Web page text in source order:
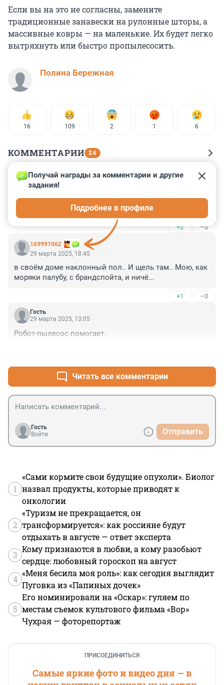
Если вы на это не согласны, замените
традиционные занавески на рулонные шторы, а
массивные ковры — на маленькие. Их будет легко
вытряхнуть или быстро пропылесосить.
Полина Бережная
16 109 2 1 6
КОММЕНТАРИИ 24
Гость
30 марта 2025, 00:32
секрет чистой (убранной) двухкомнатной квартиры в
том, что она - трехкомнатная! (с)
+2 –0
169991062
Получай награды за комментарии и другие
задания!
Подробнее в профиле
29 марта 2025, 18:45
в своём доме наклонный пол.. И щель там.. Мою, как
моряки палубу, с брандспойта, и ничё...
+1 –0
Гость
29 марта 2025, 13:05
Робот-пылесос помогает.
Читать все комментарии
Гость
Войти
Отправить
1
«Сами кормите свои будущие опухоли». Биолог
назвал продукты, которые приводят к
онкологии
2
«Туризм не прекращается, он
трансформируется»: как россияне будут
отдыхать в августе — ответ эксперта
3
Кому признаются в любви, а кому разобьют
сердце: любовный гороскоп на август
4
«Меня бесила моя роль»: как сегодня выглядит
Пуговка из «Папиных дочек»
5
Его номинировали на «Оскар»: гуляем по
местам съемок культового фильма «Вор»
Чухрая — фоторепортаж
ПРИСОЕДИНИТЬСЯ
Самые яркие фото и видео дня — в